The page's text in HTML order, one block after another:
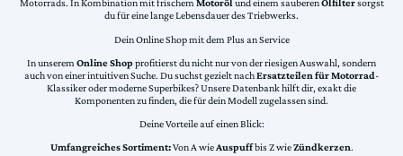
Motorrads. In Kombination mit frischemMotorölund einem sauberenÖlfiltersorgst
du für eine lange Lebensdauer des Triebwerks.
Dein Online Shop mit dem Plus an Service
In unserem Online Shopprofitierst du nicht nur von der riesigen Auswahl, sondern
auch von einer intuitiven Suche. Du suchst gezielt nachErsatzteilen für Motorrad-
Klassiker oder moderne Superbikes? Unsere Datenbank hilft dir, exakt die
Komponenten zu finden, die für dein Modell zugelassen sind.
Deine Vorteile auf einen Blick:
Umfangreiches Sortiment:Von A wieAuspuffbis Z wieZündkerzen.